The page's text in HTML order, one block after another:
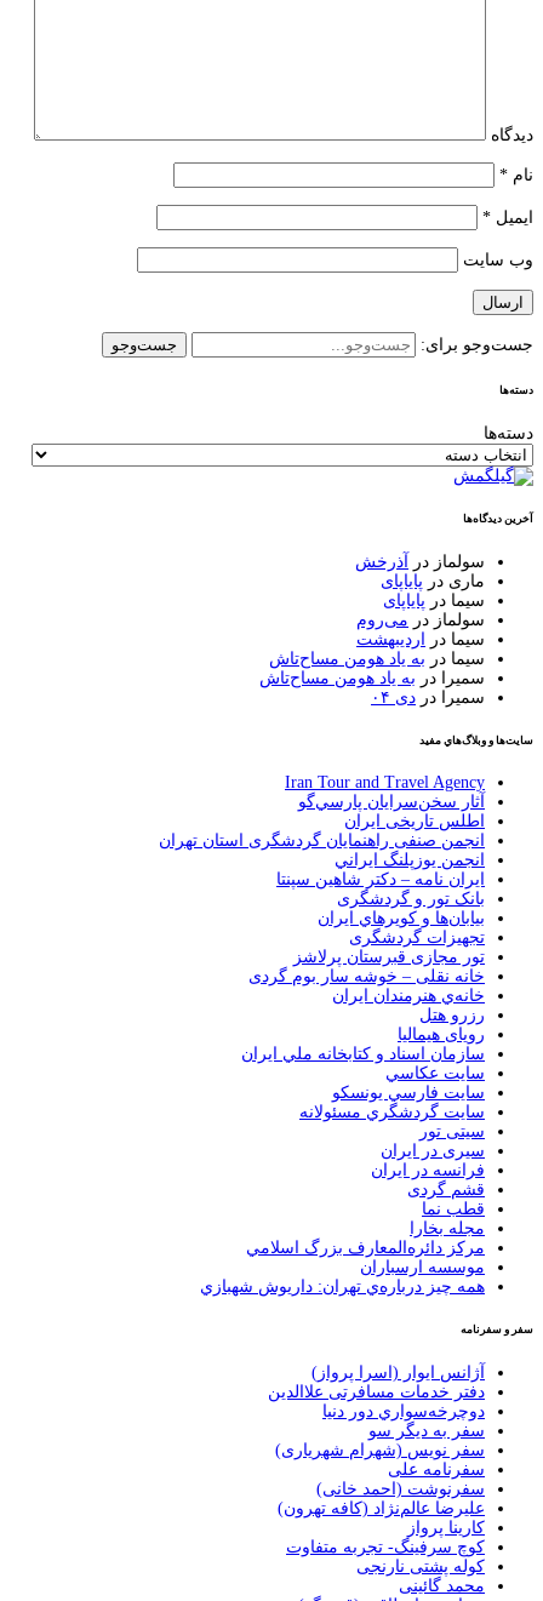
دیدگاه
نام *
ایمیل *
وب‌ سایت
جست‌وجو برای:
دسته‌ها
دسته‌ها
آخرین دیدگاه‌ها
سولماز در آذرخش
ماری در پایاپای
سیما در پایاپای
سولماز در می‌روم
سیما در اردیبهشت
سیما در به یاد هومن مساح‌تاش
سمیرا در به یاد هومن مساح‌تاش
سمیرا در دی ۰۴
سايت‌ها و وبلاگ‌هاي مفيد
Iran Tour and Travel Agency
آثار سخن‌سرايان پارسي‌گو
اطلس تاریخی ایران
انجمن صنفی راهنمایان گردشگری استان تهران
انجمن يوزپلنگ ايراني
ایران نامه – دکتر شاهین سپنتا
بانک تور و گردشگری
بيابان‌ها و كويرهاي ايران
تجهیزات گردشگری
تور مجازی قبرستان پرلاشز
خانه نقلی – خوشه سار بوم گردی
خانه‌ي هنرمندان ايران
رزرو هتل
رویای هیمالیا
سازمان اسناد و كتابخانه ملي ايران
سايت عكاسي
سايت فارسي يونسكو
سايت گردشگري مسئولانه
سیتی تور
سیری در ایران
فرانسه در ايران
قشم گردی
قطب نما
مجله بخارا
مركز دائره‌المعارف بزرگ اسلامي
موسسه ارسباران
همه چيز درباره‌ي تهران: داريوش شهبازي
سفر و سفرنامه
آژانس ایوار (اسرا پرواز)
دفتر خدمات مسافرتی علاالدین
دوچرخه‌سواري دور دنيا
سفر به دیگر سو
سفر نویس (شهرام شهریاری)
سفرنامه علی
سفرنوشت (احمد خانی)
عليرضا عالم‌نژاد (كافه تهرون)
کارینا پرواز
کوچ سرفینگ- تجربه متفاوت
کوله پشتی نارنجی
محمد گائینی